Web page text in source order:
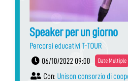
Speaker per un giorno
Percorsi educativi T-TOUR
06/10/2022 09:00
Date Multiple
Con: Unison consorzio di